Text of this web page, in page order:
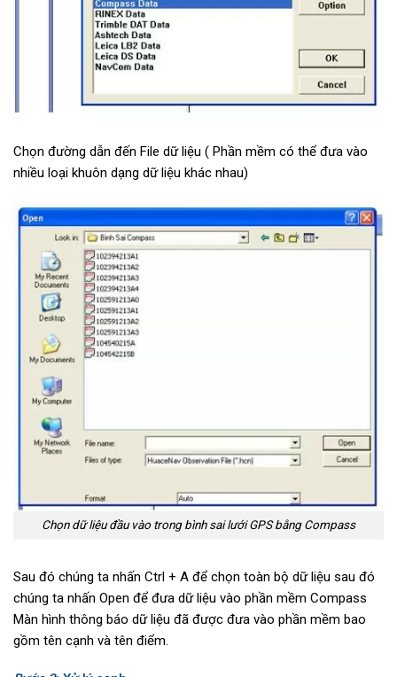
Chọn đường dẫn đến File dữ liệu ( Phần mềm có thể đưa vào
nhiều loại khuôn dạng dữ liệu khác nhau)
Chọn dữ liệu đầu vào trong bình sai lưới GPS bằng Compass
Sau đó chúng ta nhấn Ctrl + A để chọn toàn bộ dữ liệu sau đó
chúng ta nhấn Open để đưa dữ liệu vào phần mềm Compass
Màn hình thông báo dữ liệu đã được đưa vào phần mềm bao
gồm tên cạnh và tên điểm.